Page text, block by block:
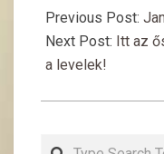
10-
29
Previous Post:
Next Post: Itt az
a levelek!
Search